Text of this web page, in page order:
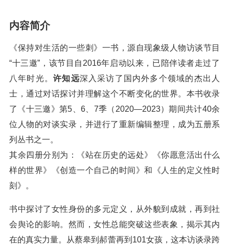
内容简介
《保持对生活的一些刺》一书，源自现象级人物访谈节目
“十三邀”，该节目自2016年启动以来，已陪伴读者走过了
八年时光。许知远深入采访了国内外多个领域的杰出人
士，通过对话探讨并理解这个不断变化的世界。本书收录
了《十三邀》第5、6、7季（2020—2023）期间共计40余
位人物的对谈实录，并进行了重新编辑整理，成为五册系
列丛书之一。
其余四册分别为：《站在历史的远处》《你愿意活出什么
样的世界》《创造一个自己的时间》和《人生的定义性时
刻》。
书中探讨了女性身份的多元定义，从外貌到成就，再到社
会舆论的影响。然而，女性总能突破这些表象，揭示其内
在的真实力量。从蔡皋到郝蕾再到101女孩，这本访谈录跨